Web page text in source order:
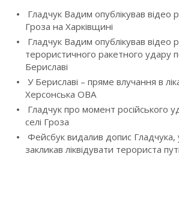
g
a
i
o
n
Гладчук Вадим опублікував відео
Гроза на Харківщині
Гладчук Вадим опублікував відео
терористичного ракетного удару
Бериславі
У Бериславі – пряме влучання в
Херсонська ОВА
Гладчук про момент російського
селі Гроза
Фейсбук видалив допис Гладчука,
закликав ліквідувати терориста